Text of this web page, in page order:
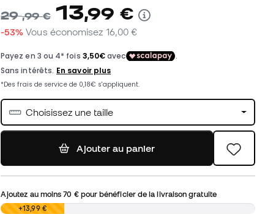
29,99 € 13,99 €
-53% Vous économisez 16,00 €
Choisissez une taille
Ajouter au panier
Ajoutez au moins70 €pour bénéficier de la livraison gratuite
0,00 €+13,99 €